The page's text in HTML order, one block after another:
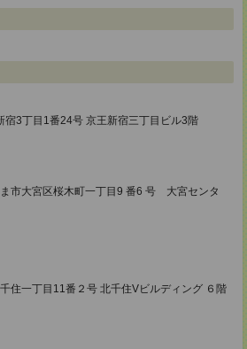
宿3丁目1番24号 京王新宿三丁目ビル3階
市大宮区桜木町一丁目9 番6 号 大宮センタ
住一丁目11番２号 北千住Vビルディング ６階